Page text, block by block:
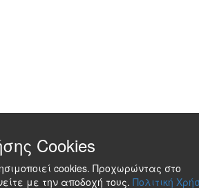
Cookies
cookies. Προχωρώντας στο
με την αποδοχή τους. Πολιτική